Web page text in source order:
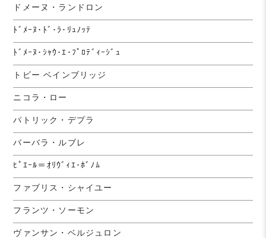
ドメーヌ・ランドロン
ﾄﾞﾒｰﾇ･ﾄﾞ･ﾗ･ﾘｭﾉｯﾃ
ﾄﾞﾒｰﾇ･ｼｬｳ･ｴ･ﾌﾟﾛﾃﾞｨｰｼﾞｭ
トビー ベインブリッジ
ニコラ・ロー
パトリック・デプラ
バーバラ・ルブレ
ﾋﾟｴｰﾙ＝ｵﾘｳﾞｨｴ･ﾎﾞﾉﾑ
ファブリス・シャイユー
フランツ・ソーモン
ヴァンサン・ベルジュロン